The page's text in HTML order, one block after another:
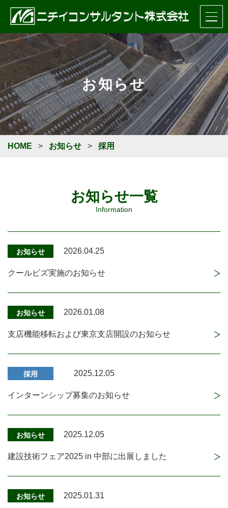
お知らせ
HOME > お知らせ > 採用
お知らせ一覧
Information
お知らせ 2026.04.25
クールビズ実施のお知らせ
お知らせ 2026.01.08
支店機能移転および東京支店開設のお知らせ
採用 2025.12.05
インターンシップ募集のお知らせ
お知らせ 2025.12.05
建設技術フェア2025 in 中部に出展しました
お知らせ 2025.01.31